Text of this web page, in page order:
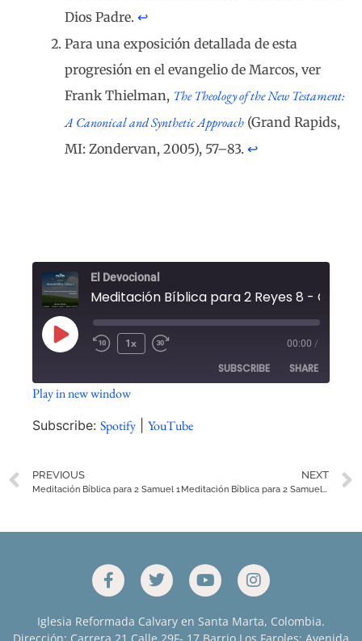
Dios Padre. ↩︎
Para una exposición detallada de esta
progresión en el evangelio de Marcos, ver
Frank Thielman, The Theology of the New Testament:
A Canonical and Synthetic Approach (Grand Rapids,
MI: Zondervan, 2005), 57–83. ↩︎
El Devocional
1x 00:00 /
SUBSCRIBE SHARE
SHARE
EMBED
Play in new window
Subscribe: Spotify| YouTube
PREVIOUS
Meditación Bíblica para 2 Samuel 1
NEXT
Meditación Bíblica para 2 Samuel 3
Iglesia Reformada Calvary en Santa Marta, Colombia.